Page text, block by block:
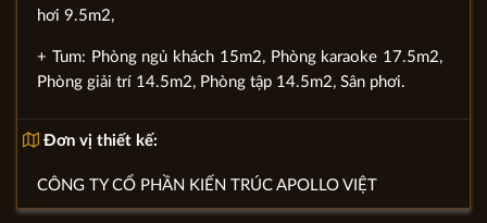
hơi 9.5m2,
+ Tum: Phòng ngủ khách 15m2, Phòng karaoke 17.5m2,
Phòng giải trí 14.5m2, Phòng tập 14.5m2, Sân phơi.
Đơn vị thiết kế:
CÔNG TY CỔ PHẦN KIẾN TRÚC APOLLO VIỆT